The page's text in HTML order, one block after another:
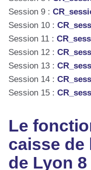
Session 9 :
Session 10 :
Session 11 :
Session 12 :
Session 13 :
Session 14 :
Session 15 :
Le
caisse de
de Lyon 8